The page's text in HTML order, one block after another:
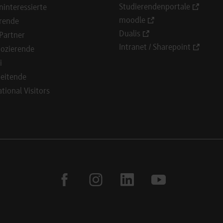
Visitors
Studierendenportale
moodle
Dualis
Intranet / Sharepoint
facebook instagramlinkedin youtube